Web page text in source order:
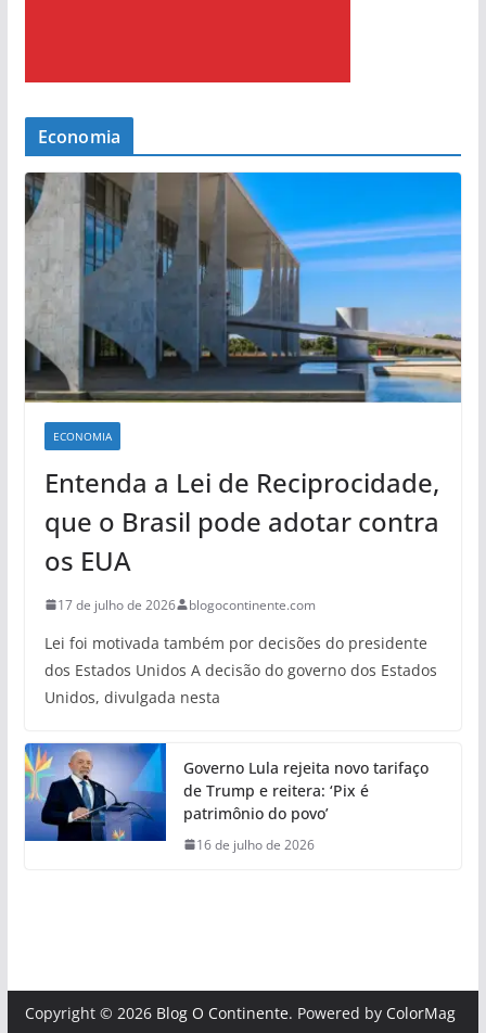
Economia
ECONOMIA
Entenda a Lei de Reciprocidade,
que o Brasil pode adotar contra
os EUA
17 de julho de 2026 blogocontinente.com
Lei foi motivada também por decisões do presidente
dos Estados Unidos A decisão do governo dos Estados
Unidos, divulgada nesta
Governo Lula rejeita novo tarifaço
de Trump e reitera: ‘Pix é
patrimônio do povo’
16 de julho de 2026
Copyright © 2026 Blog O Continente. Powered by ColorMag